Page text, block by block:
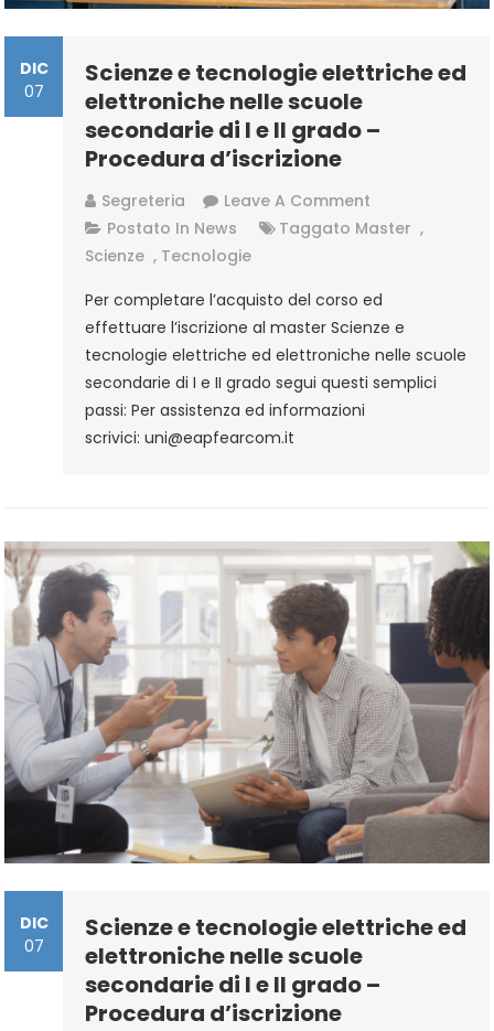
DIC
07
Scienze e tecnologie elettriche ed
elettroniche nelle scuole
secondarie di I e II grado –
Procedura d’iscrizione
Segreteria Leave A Comment
Scienze
Elettriche
Ed
Elettroniche
Nelle
II
Grado
–
Procedura
D’iscrizione
Postato In News Taggato Master ,
Scienze , Tecnologie
Per completare l’acquisto del corso ed
effettuare l’iscrizione al master Scienze e
tecnologie elettriche ed elettroniche nelle scuole
secondarie di I e II grado segui questi semplici
passi: Per assistenza ed informazioni
scrivici: uni@eapfearcom.it
DIC
07
Scienze e tecnologie elettriche ed
elettroniche nelle scuole
secondarie di I e II grado –
Procedura d’iscrizione